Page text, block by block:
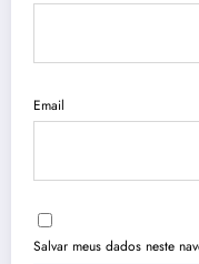
Email
Salvar meus dados neste